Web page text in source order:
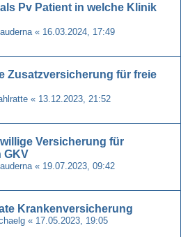
Pv Patient in welche Klinik
« 16.03.2024, 17:49
Zusatzversicherung für freie
« 13.12.2023, 21:52
Versicherung für
GKV
« 19.07.2023, 09:42
Krankenversicherung
« 17.05.2023, 19:05